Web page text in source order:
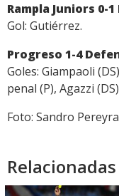
Rampla Juniors 0-
Gol: Gutiérrez.
Progreso 1-4
Goles: Giampaoli
penal (P), Agazzi
Foto: Sandro
Relacionadas